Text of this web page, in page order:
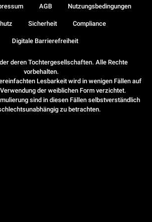
deren Tochtergesellschaften. Alle Rechte
vorbehalten.
Lesbarkeit wird in wenigen Fällen auf
der weiblichen Form verzichtet.
sind in diesen Fällen selbstverständlich
zu betrachten.
AGB Nutzungsbedingungen
Sicherheit Compliance
Digitale Barrierefreiheit